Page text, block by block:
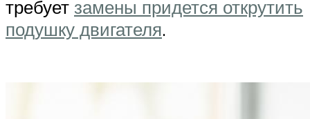
требует замены придется открутить
подушку двигателя.